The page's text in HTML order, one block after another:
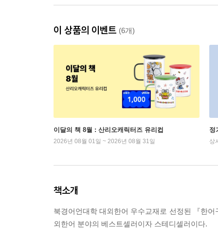
이 상품의 이벤트 (6개)
이달의 책 8월 : 산리오캐릭터즈 유리컵
2026년 08월 01일 ~ 2026년 08월 31일
정
상
책소개
북경어언대학 대외한어 우수교재로 선정된 『한
외한어 분야의 베스트셀러이자 스테디셀러이다.